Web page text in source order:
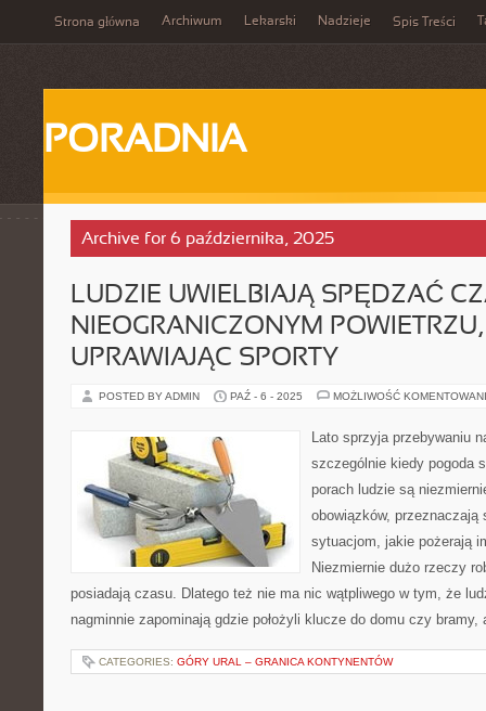
Strona główna Archiwum Lekarski Nadzieje Spis Treści
PORADNIA
Archive for 6 października, 2025
LUDZIE UWIELBIAJĄ SPĘDZAĆ
NIEOGRANICZONYM
UPRAWIAJĄC SPORTY
POSTED BY ADMIN PAŹ - 6 - 2025 MOŻLIWOŚĆ
Lato sprzyja przebywaniu
szczególnie kiedy pogoda
porach ludzie są
obowiązków,
sytuacjom, jakie pożerają
Niezmiernie dużo rzeczy
posiadają czasu. Dlatego też nie ma nic wątpliwego w tym, że
nagminnie zapominają gdzie położyli klucze do domu czy
CATEGORIES: GÓRY URAL – GRANICA KONTYNENTÓW